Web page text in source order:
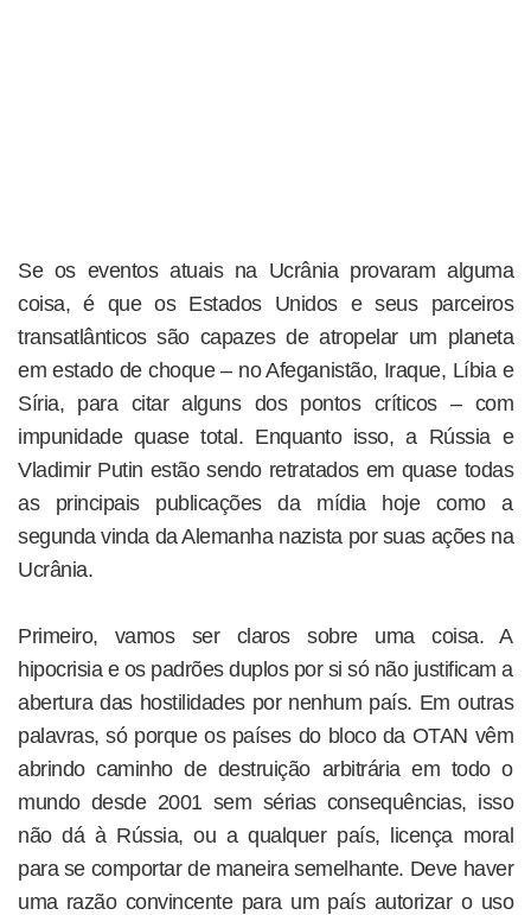
Se os eventos atuais na Ucrânia provaram alguma
coisa, é que os Estados Unidos e seus parceiros
transatlânticos são capazes de atropelar um planeta
em estado de choque – no Afeganistão, Iraque, Líbia e
Síria, para citar alguns dos pontos críticos – com
impunidade quase total. Enquanto isso, a Rússia e
Vladimir Putin estão sendo retratados em quase todas
as principais publicações da mídia hoje como a
segunda vinda da Alemanha nazista por suas ações na
Ucrânia.
Primeiro, vamos ser claros sobre uma coisa. A
hipocrisia e os padrões duplos por si só não justificam a
abertura das hostilidades por nenhum país. Em outras
palavras, só porque os países do bloco da OTAN vêm
abrindo caminho de destruição arbitrária em todo o
mundo desde 2001 sem sérias consequências, isso
não dá à Rússia, ou a qualquer país, licença moral
para se comportar de maneira semelhante. Deve haver
uma razão convincente para um país autorizar o uso